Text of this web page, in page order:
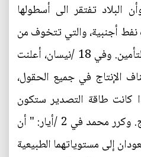
البلاد تفتقر الى أسطولها
أجنبية، والتي تتخوف من
الهجمات الأمنية وتكاليف التأمين. وفي 18 /نيسان، أعلنت
الإنتاج في جميع الحقول،
كانت طاقة التصدير ستكون
كافية لاستيعاب هذا الإنتاج. وكرر محمد في 2 /أيار: " أن
إلى مستوياتهما الطبيعية